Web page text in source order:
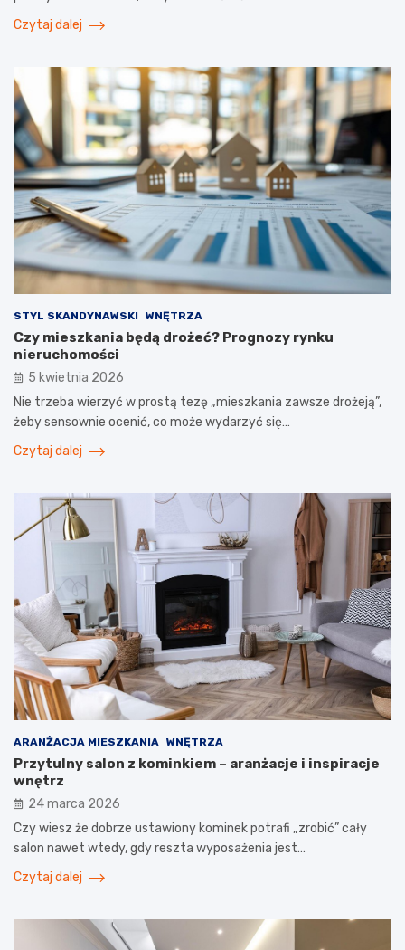
Czytaj dalej
STYL SKANDYNAWSKI WNĘTRZA
Czy mieszkania będą drożeć? Prognozy rynku
nieruchomości
5 kwietnia 2026
Nie trzeba wierzyć w prostą tezę „mieszkania zawsze drożeją”,
żeby sensownie ocenić, co może wydarzyć się…
Czytaj dalej
ARANŻACJA MIESZKANIA WNĘTRZA
Przytulny salon z kominkiem – aranżacje i inspiracje
wnętrz
24 marca 2026
Czy wiesz że dobrze ustawiony kominek potrafi „zrobić” cały
salon nawet wtedy, gdy reszta wyposażenia jest…
Czytaj dalej